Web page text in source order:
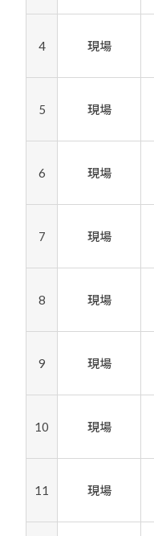
4 現場
5 現場
6 現場
7 現場
8 現場
9 現場
10 現場
11 現場